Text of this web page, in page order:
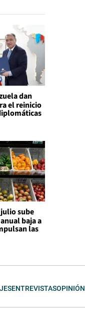
dan
el reinicio
julio sube
baja a
las
ENTREVISTASOPINIÓN